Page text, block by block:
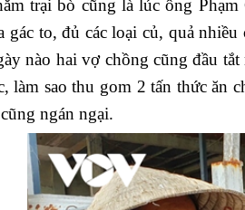
trại bò cũng là lúc ông
gác to, đủ các loại củ, quả
nào hai vợ chồng cũng đầu
làm sao thu gom 2 tấn thức ăn
ngán ngại.